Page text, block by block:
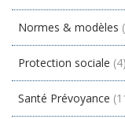
Normes & modèles
Protection sociale (4)
Santé Prévoyance